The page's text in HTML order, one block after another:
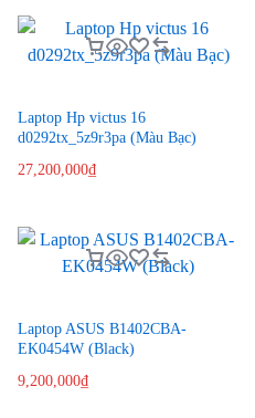
Laptop Hp victus 16
d0292tx_5z9r3pa (Màu Bạc)
27,200,000₫
Laptop ASUS B1402CBA-
EK0454W (Black)
9,200,000₫